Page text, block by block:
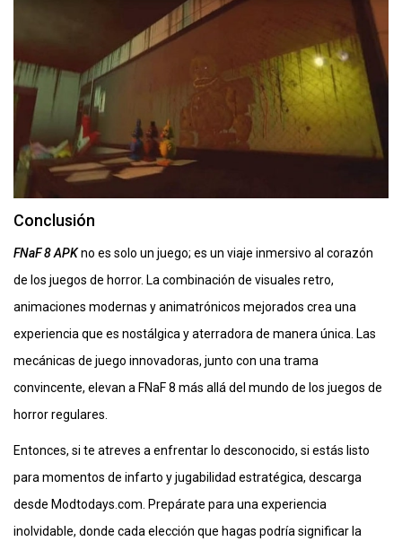
Conclusión
FNaF 8 APKno es solo un juego; es un viaje inmersivo al corazón
de los juegos de horror. La combinación de visuales retro,
animaciones modernas y animatrónicos mejorados crea una
experiencia que es nostálgica y aterradora de manera única. Las
mecánicas de juego innovadoras, junto con una trama
convincente, elevan a FNaF 8 más allá del mundo de los juegos de
horror regulares.
Entonces, si te atreves a enfrentar lo desconocido, si estás listo
para momentos de infarto y jugabilidad estratégica, descarga
desde Modtodays.com. Prepárate para una experiencia
inolvidable, donde cada elección que hagas podría significar la